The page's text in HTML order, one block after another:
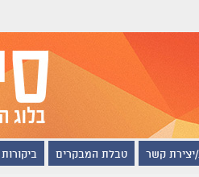
יצירת קשר טבלת המבקרים